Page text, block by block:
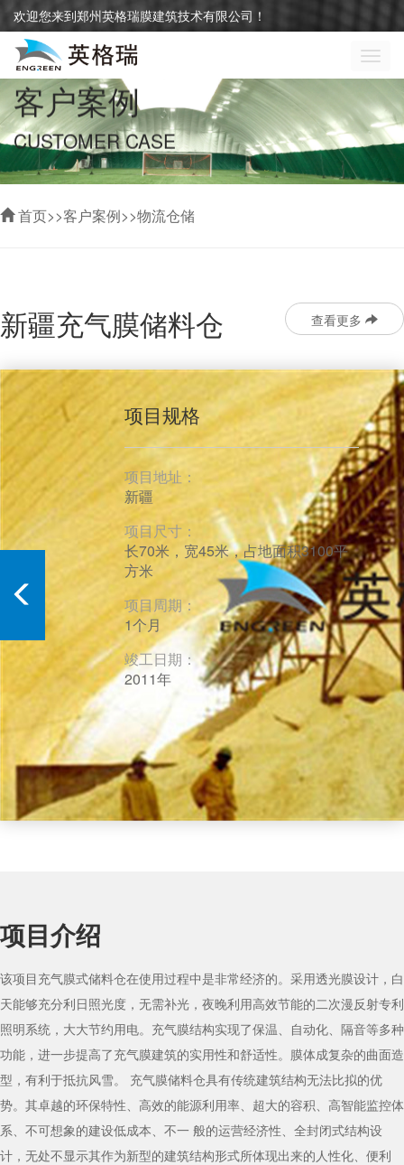
欢迎您来到郑州英格瑞膜建筑技术有限公司！
切
换
航
客户案例
CUSTOMER CASE
首页>>客户案例>>物流仓储
查看更多
新疆充气膜储料仓
项目规格
项目地址：
新疆
项目尺寸：
长70米，宽45米，占地面积3100平
方米
项目周期：
1个月
竣工日期：
2011年
项目介绍
该项目充气膜式储料仓在使用过程中是非常经济的。采用透光膜设计，白
天能够充分利日照光度，无需补光，夜晚利用高效节能的二次漫反射专利
照明系统，大大节约用电。充气膜结构实现了保温、自动化、隔音等多种
功能，进一步提高了充气膜建筑的实用性和舒适性。膜体成复杂的曲面造
型，有利于抵抗风雪。 充气膜储料仓具有传统建筑结构无法比拟的优
势。其卓越的环保特性、高效的能源利用率、超大的容积、高智能监控体
系、不可想象的建设低成本、不一 般的运营经济性、全封闭式结构设
计，无处不显示其作为新型的建筑结构形式所体现出来的人性化、便利